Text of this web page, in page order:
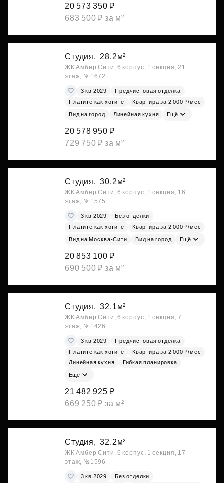
20 573 350 ₽
683 500 ₽ за м²
Студия, 28.2м²
ЖК Амбер Сити, 6 корпус, 1 секция, 21
этаж, №1672
3 кв 2029
Предчистовая отделка
Платите как хотите
Квартира за 2 000 ₽/мес
Вид на город Линейная кухня Ещё
20 578 950 ₽
729 750 ₽ за м²
Студия, 30.2м²
ЖК Амбер Сити, 6 корпус, 1 секция, 16
этаж, №1575
3 кв 2029
Без отделки
Платите как хотите
Квартира за 2 000 ₽/мес
Вид на Москва-Сити Вид на город Ещё
20 853 100 ₽
690 500 ₽ за м²
Студия, 32.1м²
ЖК Амбер Сити, 6 корпус, 1 секция, 7
этаж, №1426
3 кв 2029
Предчистовая отделка
Платите как хотите
Квартира за 2 000 ₽/мес
Линейная кухня
Гибкая планировка
Ещё
21 482 925 ₽
669 250 ₽ за м²
Студия, 32.2м²
ЖК Амбер Сити, 6 корпус, 1 секция, 17
этаж, №1596
3 кв 2029
Без отделки